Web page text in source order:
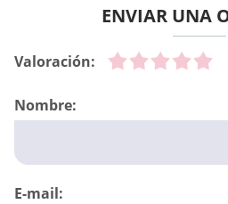
ENVIAR UNA
Valoración:
Nombre:
E-mail: